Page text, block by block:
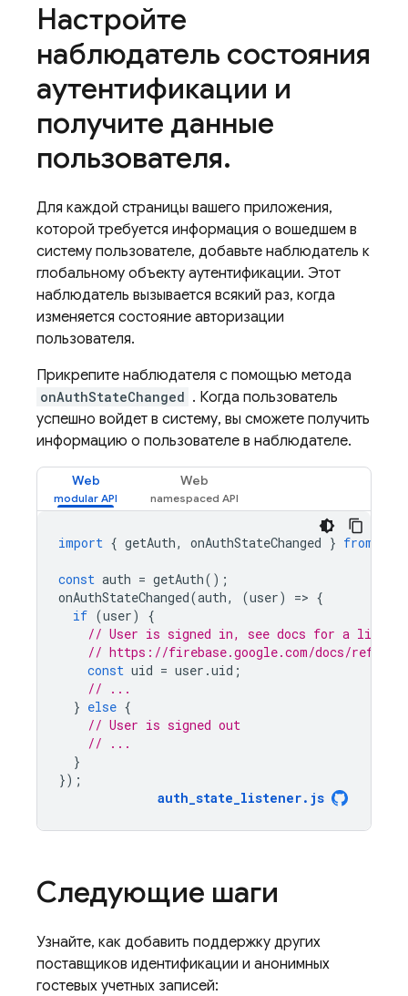
Настройте
наблюдатель состояния
аутентификации и
получите данные
пользователя.
Для каждой страницы вашего приложения,
которой требуется информация о вошедшем в
систему пользователе, добавьте наблюдатель к
глобальному объекту аутентификации. Этот
наблюдатель вызывается всякий раз, когда
изменяется состояние авторизации
пользователя.
Прикрепите наблюдателя с помощью метода
onAuthStateChanged . Когда пользователь
успешно войдет в систему, вы сможете получить
информацию о пользователе в наблюдателе.
Web Web
import { getAuth, onAuthStateChanged } from
const auth = getAuth();
onAuthStateChanged(auth, (user) => {
if (user)
{
// User is signed in, see docs for a list
// https://firebase.google.com/docs/
const uid = user .uid ;
// ...
} else {
// User is signed out
// ...
}
});
auth_state_listener. js
Следующие шаги
Узнайте, как добавить поддержку других
поставщиков идентификации и анонимных
гостевых учетных записей: